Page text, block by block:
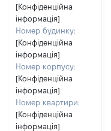
[Конфіденційна
інформація]
Номер будинку:
[Конфіденційна
інформація]
Номер корпусу:
[Конфіденційна
інформація]
Номер квартири:
[Конфіденційна
інформація]